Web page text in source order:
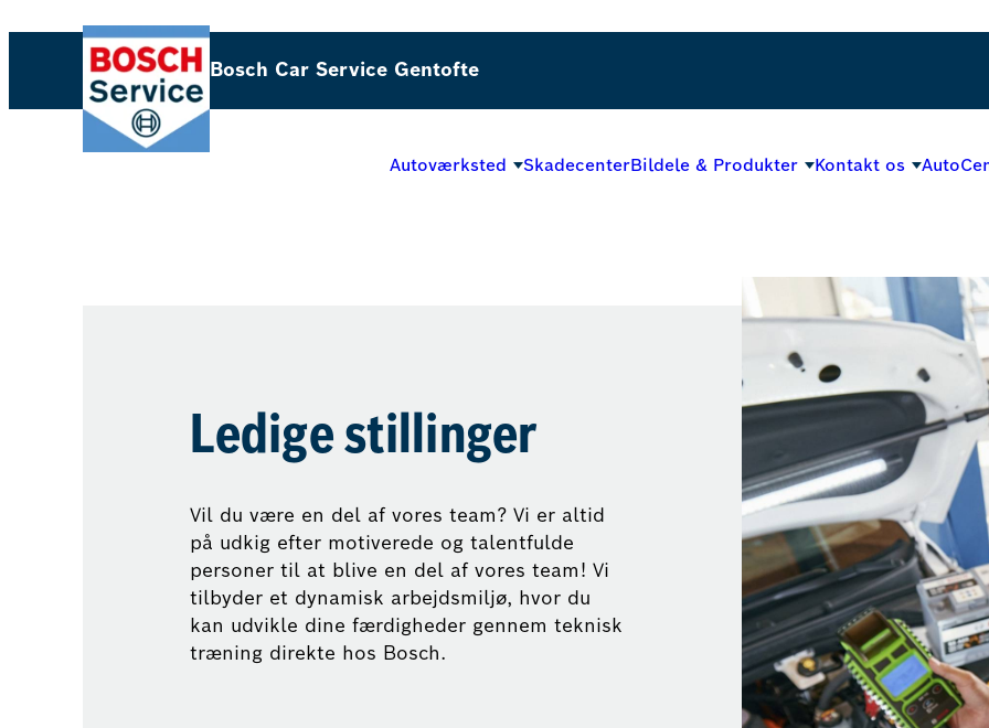
Bosch Car Service Gentofte
Autoværksted SkadecenterBildele & Produkter Kontakt os
Ledige stillinger
Vil du være en del af vores team? Vi er altid
på udkig efter motiverede og talentfulde
personer til at blive en del af vores team! Vi
tilbyder et dynamisk arbejdsmiljø, hvor du
kan udvikle dine færdigheder gennem teknisk
træning direkte hos Bosch.